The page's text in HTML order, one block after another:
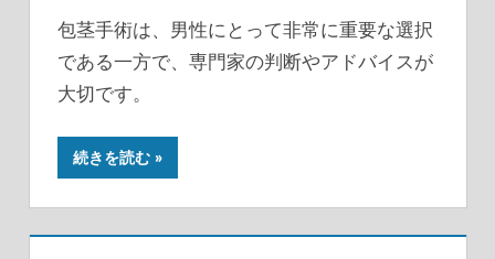
包茎手術は、男性にとって非常に重要な選択
である一方で、専門家の判断やアドバイスが
大切です。
続きを読む